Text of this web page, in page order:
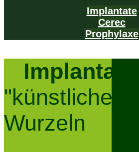
Implantate
Cerec
Prophylaxe
Implantate-
"künstliche"
Wurzeln